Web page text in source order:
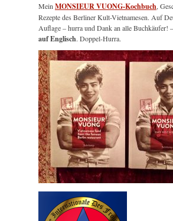
Mein MONSIEUR VUONG-Kochbuch ,
Rezepte des Berliner Kult-Vietnamesen. Auf
Auflage – hurra und Dank an alle Buchkäufer!
auf Englisch. Doppel-Hurra.